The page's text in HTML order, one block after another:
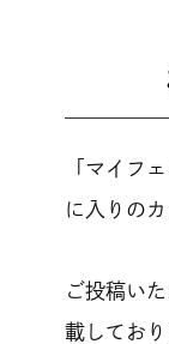
「マイフ
に入りの
ご投稿い
載しており